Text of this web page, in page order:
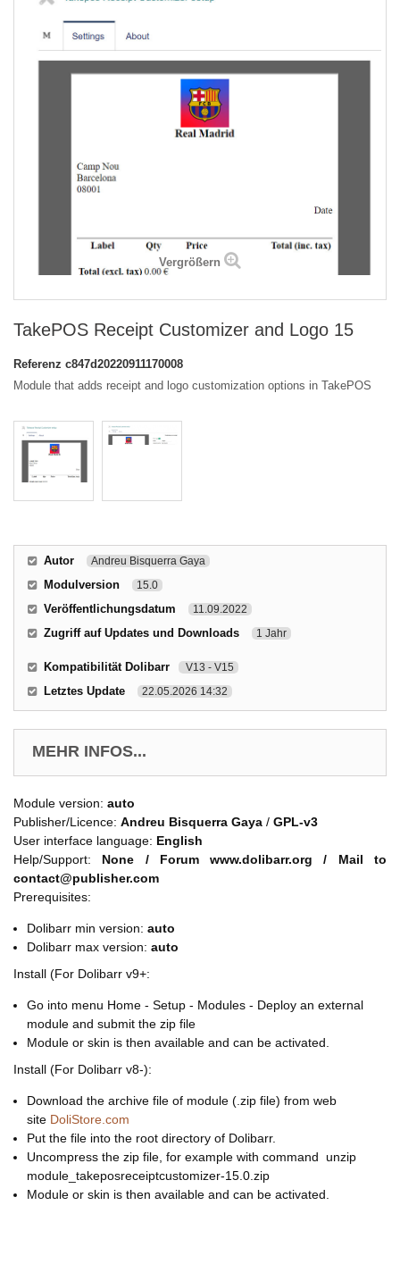
Vergrößern
TakePOS Receipt Customizer and Logo 15
Referenz c847d20220911170008
Module that adds receipt and logo customization options in TakePOS
Autor Andreu Bisquerra Gaya
Modulversion 15.0
Veröffentlichungsdatum 11.09.2022
Zugriff auf Updates und Downloads 1 Jahr
Kompatibilität Dolibarr V13 - V15
Letztes Update 22.05.2026 14:32
MEHR INFOS...
Module version: auto
Publisher/Licence: Andreu Bisquerra Gaya / GPL-v3
User interface language: English
Help/Support: None / Forum www.dolibarr.org / Mail to
contact@publisher.com
Prerequisites:
Dolibarr min version: auto
Dolibarr max version: auto
Install (For Dolibarr v9+:
Go into menu Home - Setup - Modules - Deploy an external
module and submit the zip file
Module or skin is then available and can be activated.
Install (For Dolibarr v8-):
Download the archive file of module (.zip file) from web
site DoliStore.com
Put the file into the root directory of Dolibarr.
Uncompress the zip file, for example with command unzip
module_takeposreceiptcustomizer-15.0.zip
Module or skin is then available and can be activated.